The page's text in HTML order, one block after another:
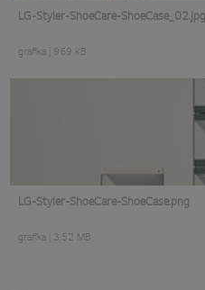
LG-Styler-ShoeCare-ShoeCase_02.jpg
grafika 969 KB
LG-Styler-ShoeCare-ShoeCase.png
grafika 3,52 MB